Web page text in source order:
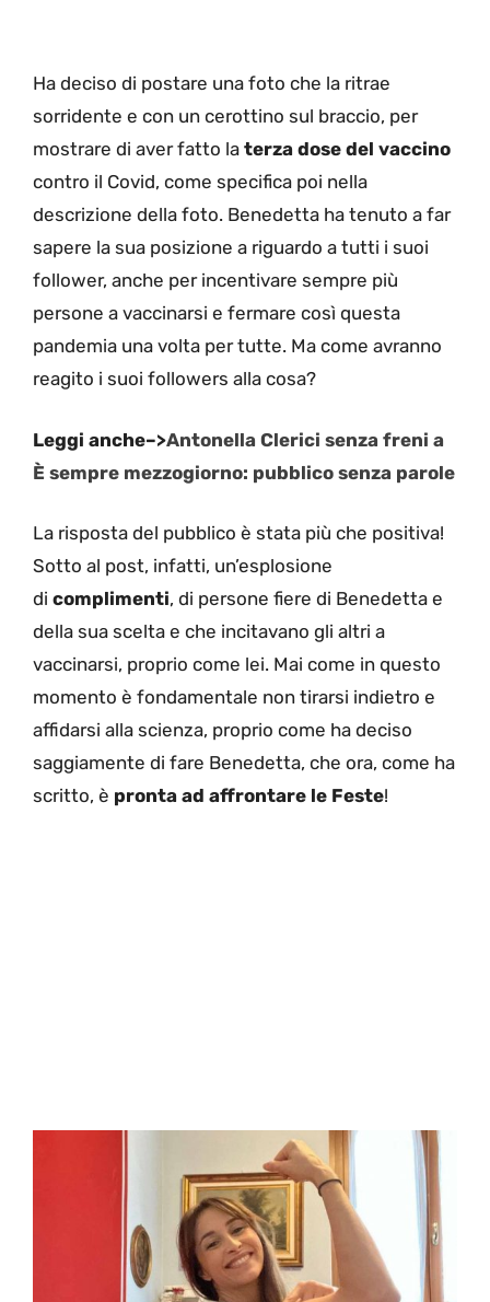
Ha deciso di postare una foto che la ritrae
sorridente e con un cerottino sul braccio, per
mostrare di aver fatto la terza dose del vaccino
contro il Covid, come specifica poi nella
descrizione della foto. Benedetta ha tenuto a far
sapere la sua posizione a riguardo a tutti i suoi
follower, anche per incentivare sempre più
persone a vaccinarsi e fermare così questa
pandemia una volta per tutte. Ma come avranno
reagito i suoi followers alla cosa?
Leggi anche–>Antonella Clerici senza freni a
È sempre mezzogiorno: pubblico senza parole
La risposta del pubblico è stata più che positiva!
Sotto al post, infatti, un’esplosione
di complimenti, di persone fiere di Benedetta e
della sua scelta e che incitavano gli altri a
vaccinarsi, proprio come lei. Mai come in questo
momento è fondamentale non tirarsi indietro e
affidarsi alla scienza, proprio come ha deciso
saggiamente di fare Benedetta, che ora, come ha
scritto, è pronta ad affrontare le Feste!